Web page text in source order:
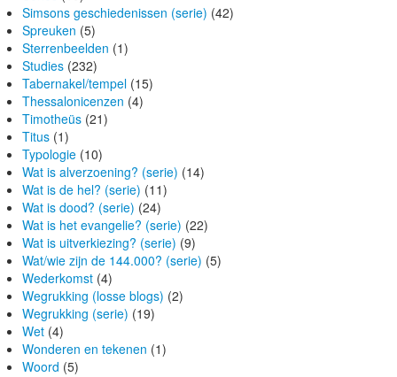
Simsons geschiedenissen (serie) (42)
Spreuken (5)
Sterrenbeelden (1)
Studies (232)
Tabernakel/tempel (15)
Thessalonicenzen (4)
Timotheüs (21)
Titus (1)
Typologie (10)
Wat is alverzoening? (serie) (14)
Wat is de hel? (serie) (11)
Wat is dood? (serie) (24)
Wat is het evangelie? (serie) (22)
Wat is uitverkiezing? (serie) (9)
Wat/wie zijn de 144.000? (serie) (5)
Wederkomst (4)
Wegrukking (losse blogs) (2)
Wegrukking (serie) (19)
Wet (4)
Wonderen en tekenen (1)
Woord (5)